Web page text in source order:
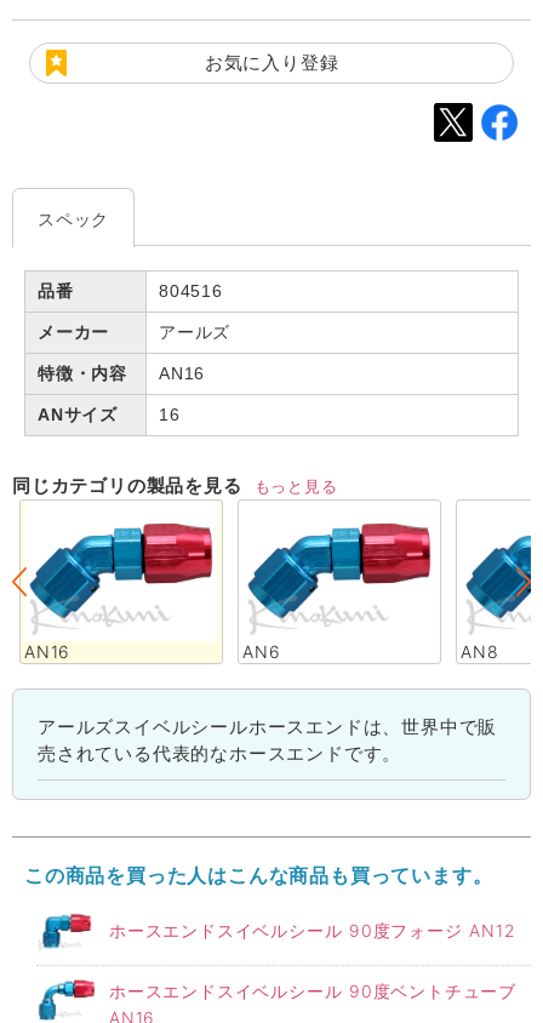
お気に入り登録
スペック
品番 804516
メーカー アールズ
特徴・内容 AN16
ANサイズ 16
同じカテゴリの製品を見る もっと見る
AN16 AN6 AN8
アールズスイベルシールホースエンドは、世界中で販
売されている代表的なホースエンドです。
この商品を買った人はこんな商品も買っています。
ホースエンドスイベルシール 90度フォージ AN12
ホースエンドスイベルシール 90度ベントチューブ
AN16